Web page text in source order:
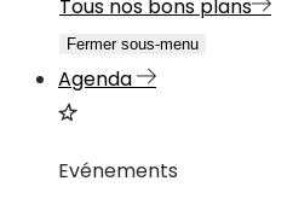
Tous nos bons plans
Fermer sous-menu
Agenda
Evénements